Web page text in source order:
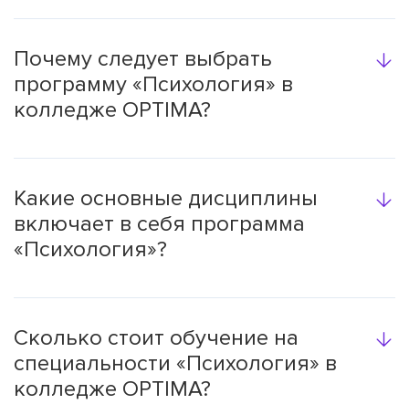
Почему следует выбрать
программу «Психология» в
колледже OPTIMA?
Какие основные дисциплины
включает в себя программа
«Психология»?
Сколько стоит обучение на
специальности «Психология» в
колледже OPTIMA?